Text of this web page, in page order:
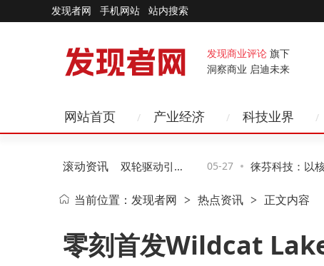
发现者网 手机网站 站内搜索
发现商业评论旗下
洞察商业 启迪未来
网站首页 产业经济 科技业界
滚动资讯
空再获近10亿融资，双轮驱动引领e
高质量发展
05-27 徕芬科技：以核心
个护小家电跨境新
当前位置： 发现者网 > 热点资讯 > 正文内容
零刻首发Wildcat